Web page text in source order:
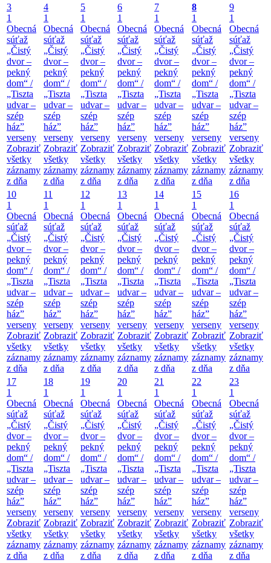
3
1
Obecná
súťaž
„Čistý
dvor –
pekný
dom“ /
„Tiszta
udvar –
szép
ház”
verseny
Zobraziť
všetky
záznamy
z dňa
4
1
Obecná
súťaž
„Čistý
dvor –
pekný
dom“ /
„Tiszta
udvar –
szép
ház”
verseny
Zobraziť
všetky
záznamy
z dňa
5
1
Obecná
súťaž
„Čistý
dvor –
pekný
dom“ /
„Tiszta
udvar –
szép
ház”
verseny
Zobraziť
všetky
záznamy
z dňa
6
1
Obecná
súťaž
„Čistý
dvor –
pekný
dom“ /
„Tiszta
udvar –
szép
ház”
verseny
Zobraziť
všetky
záznamy
z dňa
7
1
Obecná
súťaž
„Čistý
dvor –
pekný
dom“ /
„Tiszta
udvar –
szép
ház”
verseny
Zobraziť
všetky
záznamy
z dňa
8
1
Obecná
súťaž
„Čistý
dvor –
pekný
dom“ /
„Tiszta
udvar –
szép
ház”
verseny
Zobraziť
všetky
záznamy
z dňa
9
1
Obecná
súťaž
„Čistý
dvor –
pekný
dom“ /
„Tiszta
udvar –
szép
ház”
verseny
Zobraziť
všetky
záznamy
z dňa
10
1
Obecná
súťaž
„Čistý
dvor –
pekný
dom“ /
„Tiszta
udvar –
szép
ház”
verseny
Zobraziť
všetky
záznamy
z dňa
11
1
Obecná
súťaž
„Čistý
dvor –
pekný
dom“ /
„Tiszta
udvar –
szép
ház”
verseny
Zobraziť
všetky
záznamy
z dňa
12
1
Obecná
súťaž
„Čistý
dvor –
pekný
dom“ /
„Tiszta
udvar –
szép
ház”
verseny
Zobraziť
všetky
záznamy
z dňa
13
1
Obecná
súťaž
„Čistý
dvor –
pekný
dom“ /
„Tiszta
udvar –
szép
ház”
verseny
Zobraziť
všetky
záznamy
z dňa
14
1
Obecná
súťaž
„Čistý
dvor –
pekný
dom“ /
„Tiszta
udvar –
szép
ház”
verseny
Zobraziť
všetky
záznamy
z dňa
15
1
Obecná
súťaž
„Čistý
dvor –
pekný
dom“ /
„Tiszta
udvar –
szép
ház”
verseny
Zobraziť
všetky
záznamy
z dňa
16
1
Obecná
súťaž
„Čistý
dvor –
pekný
dom“ /
„Tiszta
udvar –
szép
ház”
verseny
Zobraziť
všetky
záznamy
z dňa
17
1
Obecná
súťaž
„Čistý
dvor –
pekný
dom“ /
„Tiszta
udvar –
szép
ház”
verseny
Zobraziť
všetky
záznamy
z dňa
18
1
Obecná
súťaž
„Čistý
dvor –
pekný
dom“ /
„Tiszta
udvar –
szép
ház”
verseny
Zobraziť
všetky
záznamy
z dňa
19
1
Obecná
súťaž
„Čistý
dvor –
pekný
dom“ /
„Tiszta
udvar –
szép
ház”
verseny
Zobraziť
všetky
záznamy
z dňa
20
1
Obecná
súťaž
„Čistý
dvor –
pekný
dom“ /
„Tiszta
udvar –
szép
ház”
verseny
Zobraziť
všetky
záznamy
z dňa
21
1
Obecná
súťaž
„Čistý
dvor –
pekný
dom“ /
„Tiszta
udvar –
szép
ház”
verseny
Zobraziť
všetky
záznamy
z dňa
22
1
Obecná
súťaž
„Čistý
dvor –
pekný
dom“ /
„Tiszta
udvar –
szép
ház”
verseny
Zobraziť
všetky
záznamy
z dňa
23
1
Obecná
súťaž
„Čistý
dvor –
pekný
dom“ /
„Tiszta
udvar –
szép
ház”
verseny
Zobraziť
všetky
záznamy
z dňa